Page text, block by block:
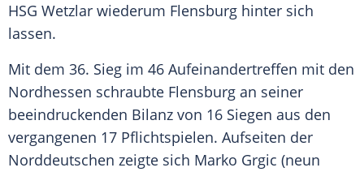
HSG Wetzlar wiederum Flensburg hinter sich
lassen.
Mit dem 36. Sieg im 46 Aufeinandertreffen mit den
Nordhessen schraubte Flensburg an seiner
beeindruckenden Bilanz von 16 Siegen aus den
vergangenen 17 Pflichtspielen. Aufseiten der
Norddeutschen zeigte sich Marko Grgic (neun